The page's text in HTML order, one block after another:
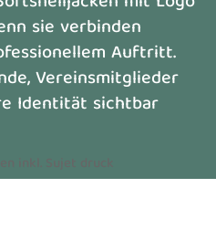
sie verbinden
Auftritt.
Vereinsmitglieder
Identität sichtbar